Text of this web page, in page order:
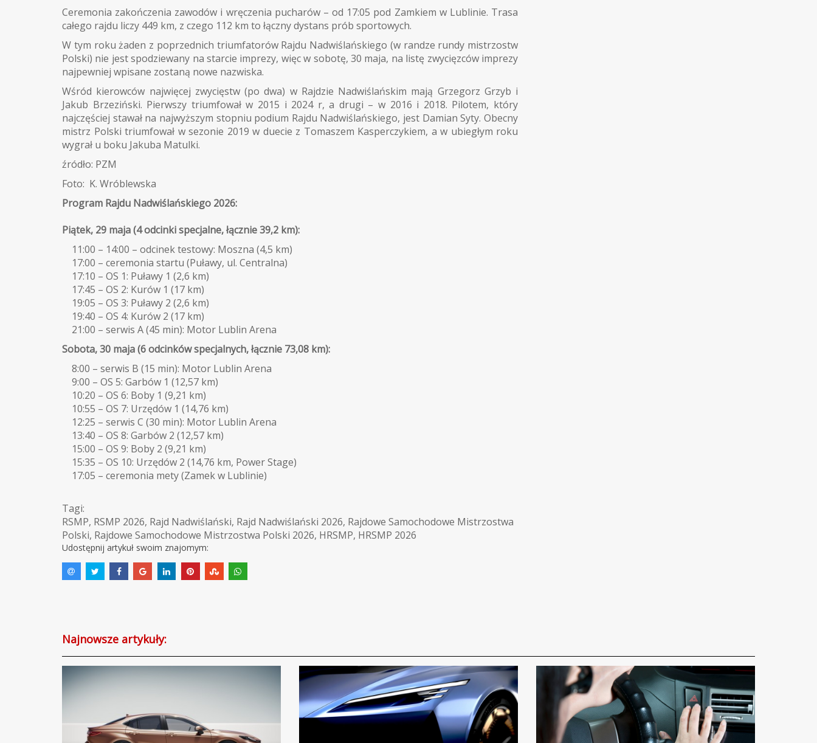
Ceremonia zakończenia zawodów i wręczenia pucharów – od 17:05 pod Zamkiem w Lublinie. Trasa
całego rajdu liczy 449 km, z czego 112 km to łączny dystans prób sportowych.
W tym roku żaden z poprzednich triumfatorów Rajdu Nadwiślańskiego (w randze rundy mistrzostw
Polski) nie jest spodziewany na starcie imprezy, więc w sobotę, 30 maja, na listę zwycięzców imprezy
najpewniej wpisane zostaną nowe nazwiska.
Wśród kierowców najwięcej zwycięstw (po dwa) w Rajdzie Nadwiślańskim mają Grzegorz Grzyb i
Jakub Brzeziński. Pierwszy triumfował w 2015 i 2024 r, a drugi – w 2016 i 2018. Pilotem, który
najczęściej stawał na najwyższym stopniu podium Rajdu Nadwiślańskiego, jest Damian Syty. Obecny
mistrz Polski triumfował w sezonie 2019 w duecie z Tomaszem Kasperczykiem, a w ubiegłym roku
wygrał u boku Jakuba Matulki.
źródło: PZM
Foto: K. Wróblewska
Program Rajdu Nadwiślańskiego 2026:
Piątek, 29 maja (4 odcinki specjalne, łącznie 39,2 km):
11:00 – 14:00 – odcinek testowy: Moszna (4,5 km)
17:00 – ceremonia startu (Puławy, ul. Centralna)
17:10 – OS 1: Puławy 1 (2,6 km)
17:45 – OS 2: Kurów 1 (17 km)
19:05 – OS 3: Puławy 2 (2,6 km)
19:40 – OS 4: Kurów 2 (17 km)
21:00 – serwis A (45 min): Motor Lublin Arena
Sobota, 30 maja (6 odcinków specjalnych, łącznie 73,08 km):
8:00 – serwis B (15 min): Motor Lublin Arena
9:00 – OS 5: Garbów 1 (12,57 km)
10:20 – OS 6: Boby 1 (9,21 km)
10:55 – OS 7: Urzędów 1 (14,76 km)
12:25 – serwis C (30 min): Motor Lublin Arena
13:40 – OS 8: Garbów 2 (12,57 km)
15:00 – OS 9: Boby 2 (9,21 km)
15:35 – OS 10: Urzędów 2 (14,76 km, Power Stage)
17:05 – ceremonia mety (Zamek w Lublinie)
Tagi:
RSMP, RSMP 2026, Rajd Nadwiślański, Rajd Nadwiślański 2026, Rajdowe Samochodowe Mistrzostwa
Polski, Rajdowe Samochodowe Mistrzostwa Polski 2026, HRSMP, HRSMP 2026
Udostępnij artykuł swoim znajomym:
Najnowsze artykuły: